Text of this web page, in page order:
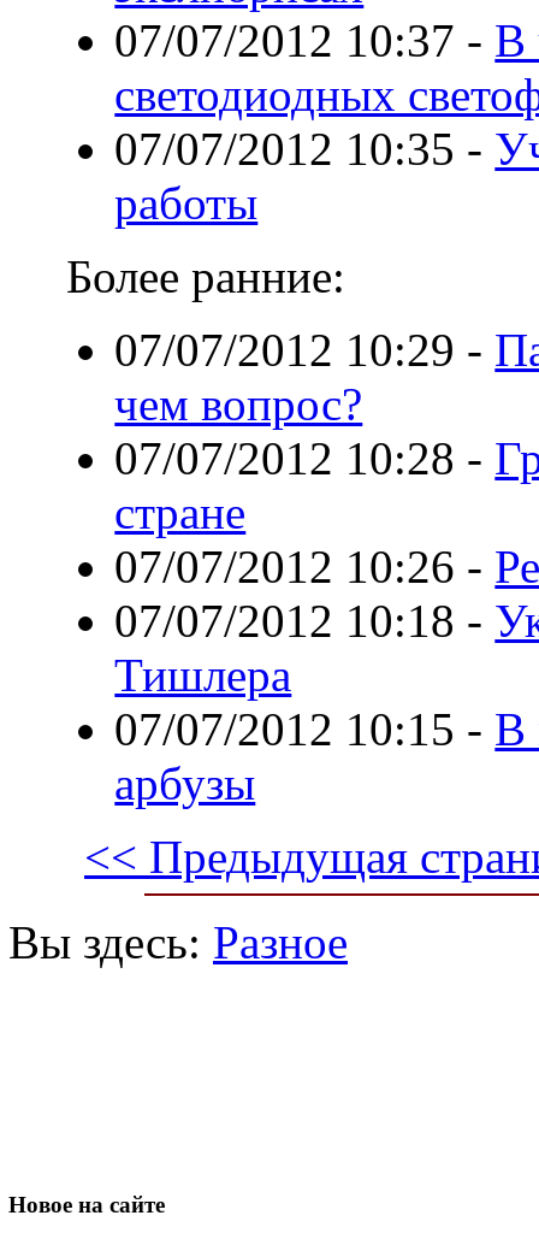
07/07/2012 10:37 - В
светодиодных
07/07/2012 10:35 -
работы
Более ранние:
07/07/2012 10:29 -
чем вопрос?
07/07/2012 10:28 -
стране
07/07/2012 10:26 -
07/07/2012 10:18 -
Тишлера
07/07/2012 10:15 - В
арбузы
<< Предыдущая
Вы здесь: Разное
Новое на сайте